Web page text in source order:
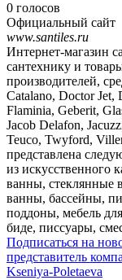
0 голосов
Официальный сайт
www.santiles.ru
Интернет-магазин
сантехнику и
производителей,
Catalano, Doctor
Flaminia, Geberit,
Jacob Delafon,
Teuco, Twyford,
представлена
из искусственного
ванны, стеклянные
ванны, бассейны,
поддоны, мебель
биде, писсуары,
Подписаться на
представитель
Kseniya-Poletaeva